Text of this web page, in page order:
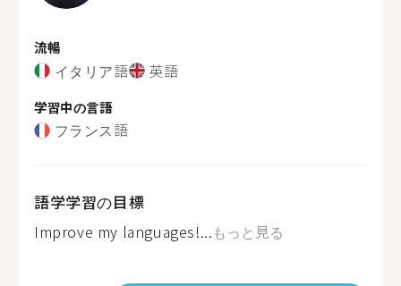
流暢
イタリア語 英語
学習中の言語
フランス語
語学学習の目標
Improve my languages!...もっと見る